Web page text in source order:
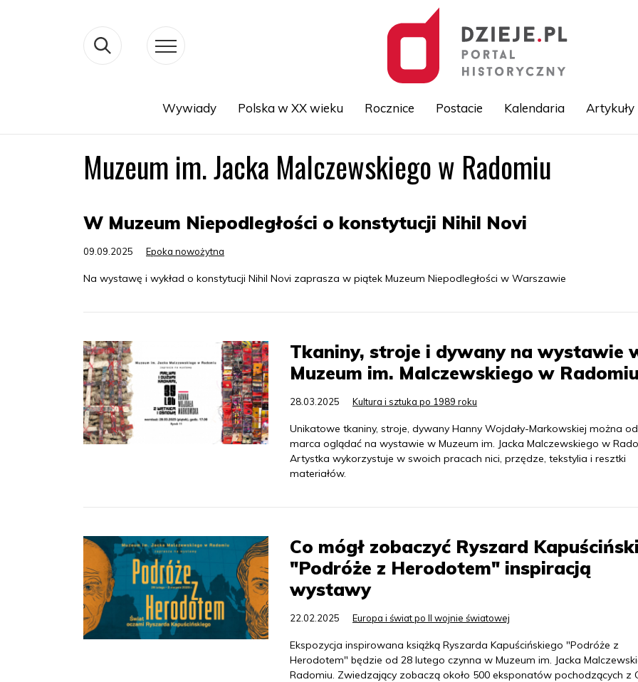
Przejdź
do
Wywiady Polska w XX wieku Rocznice Postacie Kalendaria Artykuły
Muzeum im. Jacka Malczewskiego w Radomiu
W Muzeum Niepodległości o konstytucji Nihil Novi
09.09.2025 Epoka nowożytna
Na wystawę i wykład o konstytucji Nihil Novi zaprasza w piątek Muzeum Niepodległości w Warszawie
Tkaniny, stroje i dywany na wystawie
Muzeum im. Malczewskiego w Radomiu
28.03.2025 Kultura i sztuka po 1989 roku
Unikatowe tkaniny, stroje, dywany Hanny Wojdały-Markowskiej można
marca oglądać na wystawie w Muzeum im. Jacka Malczewskiego w
Artystka wykorzystuje w swoich pracach nici, przędze, tekstylia i resztki
materiałów.
Co mógł zobaczyć Ryszard
"Podróże z Herodotem" inspiracją
wystawy
22.02.2025 Europa i świat po II wojnie światowej
Ekspozycja inspirowana książką Ryszarda Kapuścińskiego "Podróże z
Herodotem" będzie od 28 lutego czynna w Muzeum im. Jacka
Radomiu. Zwiedzający zobaczą około 500 eksponatów pochodzących z